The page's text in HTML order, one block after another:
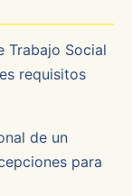
Trabajo Social
requisitos
de un
para